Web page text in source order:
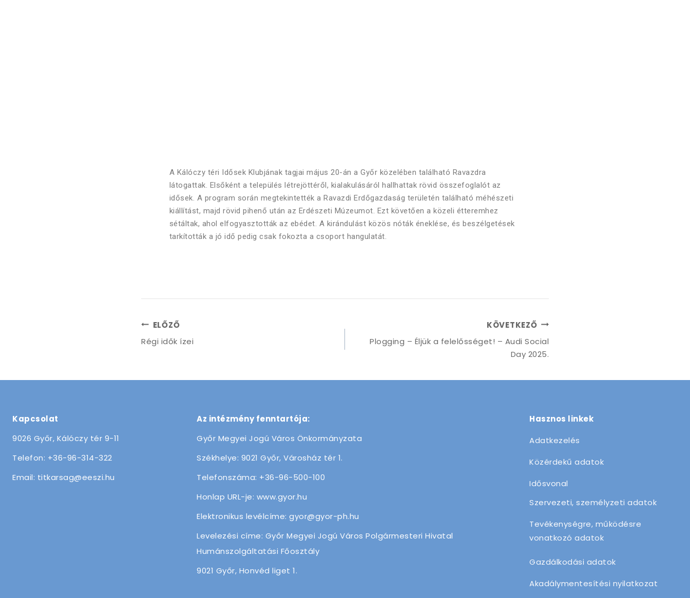
A Kálóczy téri Idősek Klubjának tagjai május 20-án a Győr közelében található Ravazdra
látogattak. Elsőként a település létrejöttéről, kialakulásáról hallhattak rövid összefoglalót az
idősek. A program során megtekintették a Ravazdi Erdőgazdaság területén található méhészeti
kiállítást, majd rövid pihenő után az Erdészeti Múzeumot. Ezt követően a közeli étteremhez
sétáltak, ahol elfogyasztották az ebédet. A kirándulást közös nóták éneklése, és beszélgetések
tarkították a jó idő pedig csak fokozta a csoport hangulatát.
ELŐZŐ
Régi idők ízei
KÖVETKEZŐ
Plogging – Éljük a felelősséget! – Audi Social
Day 2025.
Kapcsolat
9026 Győr, Kálóczy tér 9-11
Telefon: +36-96-314-322
Email: titkarsag@eeszi.hu
Az intézmény fenntartója:
Győr Megyei Jogú Város Önkormányzata
Székhelye: 9021 Győr, Városház tér 1.
Telefonszáma: +36-96-500-100
Honlap URL-je: www.gyor.hu
Elektronikus levélcíme: gyor@gyor-ph.hu
Levelezési címe: Győr Megyei Jogú Város Polgármesteri Hivatal
Humánszolgáltatási Főosztály
9021 Győr, Honvéd liget 1.
Hasznos linkek
Adatkezelés
Közérdekű adatok
Idősvonal
Szervezeti, személyzeti adatok
Tevékenységre, működésre
vonatkozó adatok
Gazdálkodási adatok
Akadálymentesítési nyilatkozat